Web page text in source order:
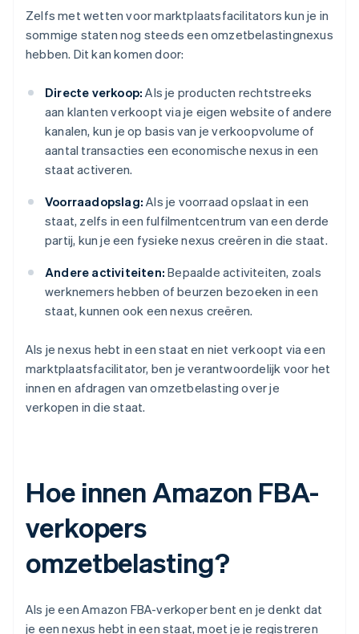
Zelfs met wetten voor marktplaatsfacilitators kun je in
sommige staten nog steeds een omzetbelastingnexus
hebben. Dit kan komen door:
Directe verkoop: Als je producten rechtstreeks
aan klanten verkoopt via je eigen website of andere
kanalen, kun je op basis van je verkoopvolume of
aantal transacties een economische nexus in een
staat activeren.
Voorraadopslag: Als je voorraad opslaat in een
staat, zelfs in een fulfilmentcentrum van een derde
partij, kun je een fysieke nexus creëren in die staat.
Andere activiteiten: Bepaalde activiteiten, zoals
werknemers hebben of beurzen bezoeken in een
staat, kunnen ook een nexus creëren.
Als je nexus hebt in een staat en niet verkoopt via een
marktplaatsfacilitator, ben je verantwoordelijk voor het
innen en afdragen van omzetbelasting over je
verkopen in die staat.
Hoe innen Amazon FBA-
verkopers
omzetbelasting?
Als je een Amazon FBA-verkoper bent en je denkt dat
je een nexus hebt in een staat, moet je je registreren